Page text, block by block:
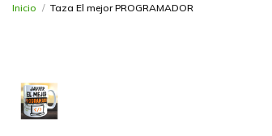
Inicio Taza El mejor PROGRAMADOR